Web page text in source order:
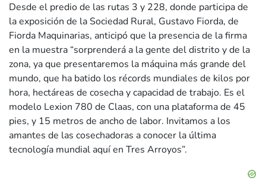
Desde el predio de las rutas 3 y 228, donde participa de
la exposición de la Sociedad Rural, Gustavo Fiorda, de
Fiorda Maquinarias, anticipó que la presencia de la firma
en la muestra “sorprenderá a la gente del distrito y de la
zona, ya que presentaremos la máquina más grande del
mundo, que ha batido los récords mundiales de kilos por
hora, hectáreas de cosecha y capacidad de trabajo. Es el
modelo Lexion 780 de Claas, con una plataforma de 45
pies, y 15 metros de ancho de labor. Invitamos a los
amantes de las cosechadoras a conocer la última
tecnología mundial aquí en Tres Arroyos”.